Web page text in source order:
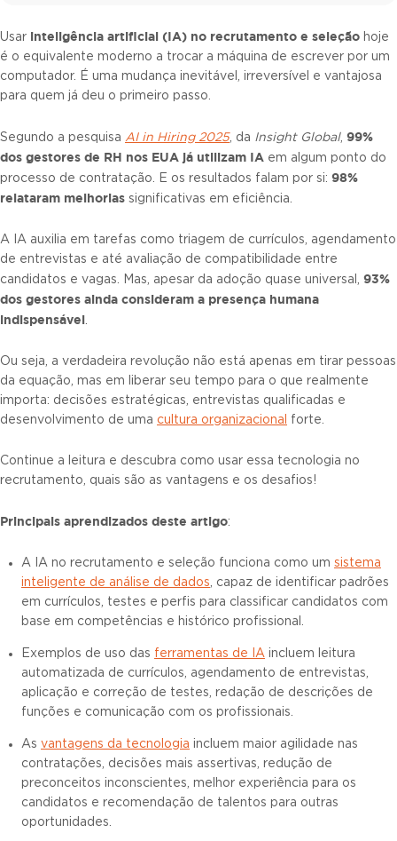
Usar inteligência artificial (IA) no recrutamento e seleção hoje
é o equivalente moderno a trocar a máquina de escrever por um
computador. É uma mudança inevitável, irreversível e vantajosa
para quem já deu o primeiro passo.
Segundo a pesquisa AI in Hiring 2025, da Insight Global, 99%
dos gestores de RH nos EUA já utilizam IA em algum ponto do
processo de contratação. E os resultados falam por si: 98%
relataram melhorias significativas em eficiência.
A IA auxilia em tarefas como triagem de currículos, agendamento
de entrevistas e até avaliação de compatibilidade entre
candidatos e vagas. Mas, apesar da adoção quase universal, 93%
dos gestores ainda consideram a presença humana
indispensável.
Ou seja, a verdadeira revolução não está apenas em tirar pessoas
da equação, mas em liberar seu tempo para o que realmente
importa: decisões estratégicas, entrevistas qualificadas e
desenvolvimento de uma cultura organizacional forte.
Continue a leitura e descubra como usar essa tecnologia no
recrutamento, quais são as vantagens e os desafios!
Principais aprendizados deste artigo:
A IA no recrutamento e seleção funciona como um sistema
inteligente de análise de dados, capaz de identificar padrões
em currículos, testes e perfis para classificar candidatos com
base em competências e histórico profissional.
Exemplos de uso das ferramentas de IA incluem leitura
automatizada de currículos, agendamento de entrevistas,
aplicação e correção de testes, redação de descrições de
funções e comunicação com os profissionais.
As vantagens da tecnologia incluem maior agilidade nas
contratações, decisões mais assertivas, redução de
preconceitos inconscientes, melhor experiência para os
candidatos e recomendação de talentos para outras
oportunidades.